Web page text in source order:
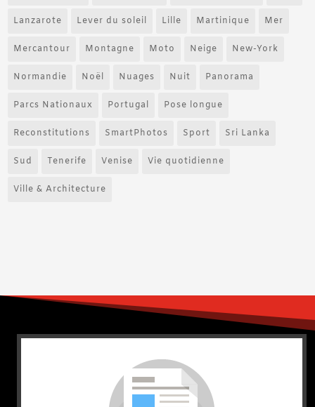
Lanzarote Lever du soleil Lille Martinique Mer
Mercantour Montagne Moto Neige New-York
Normandie Noël Nuages Nuit Panorama
Parcs Nationaux Portugal Pose longue
Reconstitutions SmartPhotos Sport Sri Lanka
Sud Tenerife Venise Vie quotidienne
Ville & Architecture